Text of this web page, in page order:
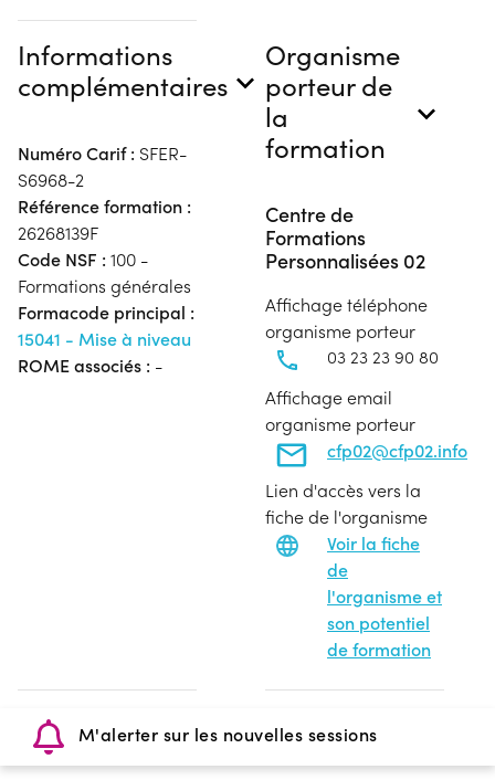
Informations
complémentaires
Numéro Carif : SFER-
S6968-2
Référence formation :
26268139F
Code NSF : 100 -
Formations générales
Formacode principal :
15041 - Mise à niveau
ROME associés : -
Organisme
porteur de
la
formation
Centre de
Formations
Personnalisées 02
Affichage téléphone
organisme porteur
03 23 23 90 80
Affichage email
organisme porteur
cfp02@cfp02.info
Lien d'accès vers la
fiche de l'organisme
Voir la fiche
de
l'organisme et
son potentiel
de formation
M'alerter sur les nouvelles sessions